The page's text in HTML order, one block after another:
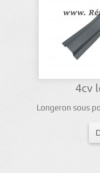
4cv
Longeron sous